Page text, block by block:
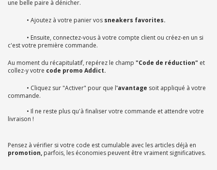
une belle paire à dénicher.
• Ajoutez à votre panier vos sneakers favorites.
• Ensuite, connectez-vous à votre compte client ou créez-en un si
c'est votre première commande.
Au moment du récapitulatif, repérez le champ "Code de réduction" et
collez-y votre code promo Addict.
• Cliquez sur "Activer" pour que l'avantage soit appliqué à votre
commande.
• Il ne reste plus qu'à finaliser votre commande et attendre votre
livraison !
Pensez à vérifier si votre code est cumulable avec les articles déjà en
promotion, parfois, les économies peuvent être vraiment significatives.